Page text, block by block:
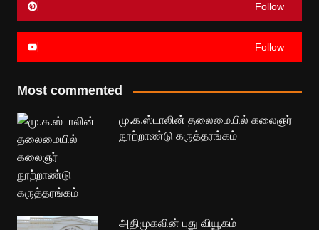
Follow
Follow
Most commented
மு.க.ஸ்டாலின் தலைமையில் கலைஞர்
நூற்றாண்டு கருத்தரங்கம்
அதிமுகவின் புது வியூகம்